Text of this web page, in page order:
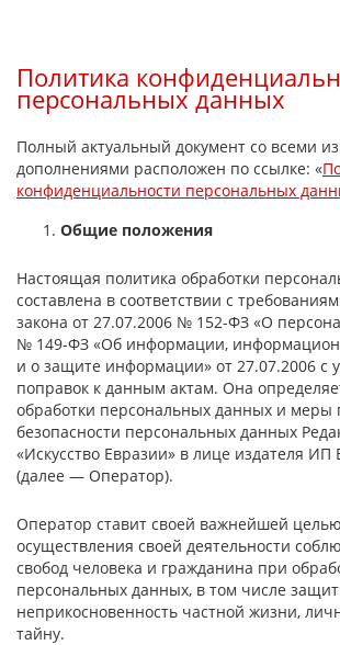
Политика
персональных данных
Полный актуальный документ со всеми
дополнениями расположен по ссылке: «
конфиденциальности персональных
Общие положения
Настоящая политика обработки
составлена в соответствии с
закона от 27.07.2006 № 152-ФЗ «О
№ 149-ФЗ «Об информации,
и о защите информации» от 27.07.2006 с
поправок к данным актам. Она
обработки персональных данных и меры
безопасности персональных данных
«Искусство Евразии» в лице издателя
(далее — Оператор).
Оператор ставит своей важнейшей
осуществления своей деятельности
свобод человека и гражданина при
персональных данных, в том числе
неприкосновенность частной жизни,
тайну.